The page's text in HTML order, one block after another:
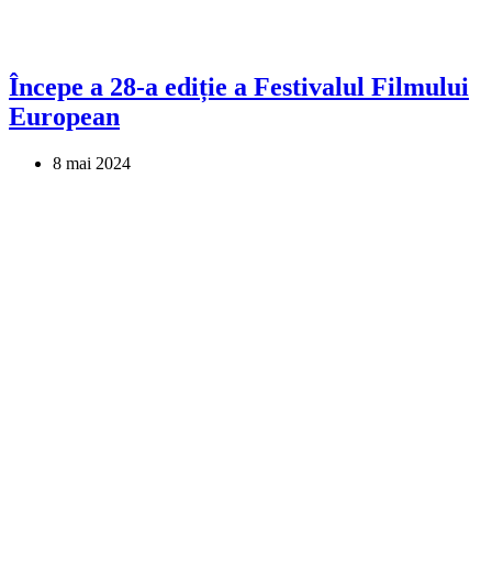
Începe a 28-a ediție a Festivalul Filmului
European
8 mai 2024